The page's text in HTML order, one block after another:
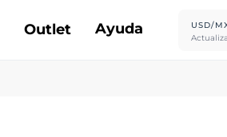
Outlet Ayuda USD/